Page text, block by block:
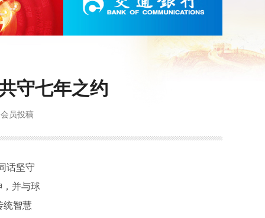
守七年之约
员投稿
话坚守
，并与球
统智慧